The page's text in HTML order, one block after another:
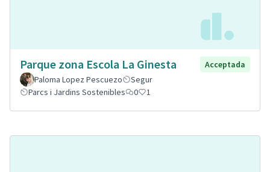
Parque zona Escola La Ginesta
Acceptada
Paloma Lopez Pescuezo
Segur
Parcs i Jardins Sostenibles
0 1